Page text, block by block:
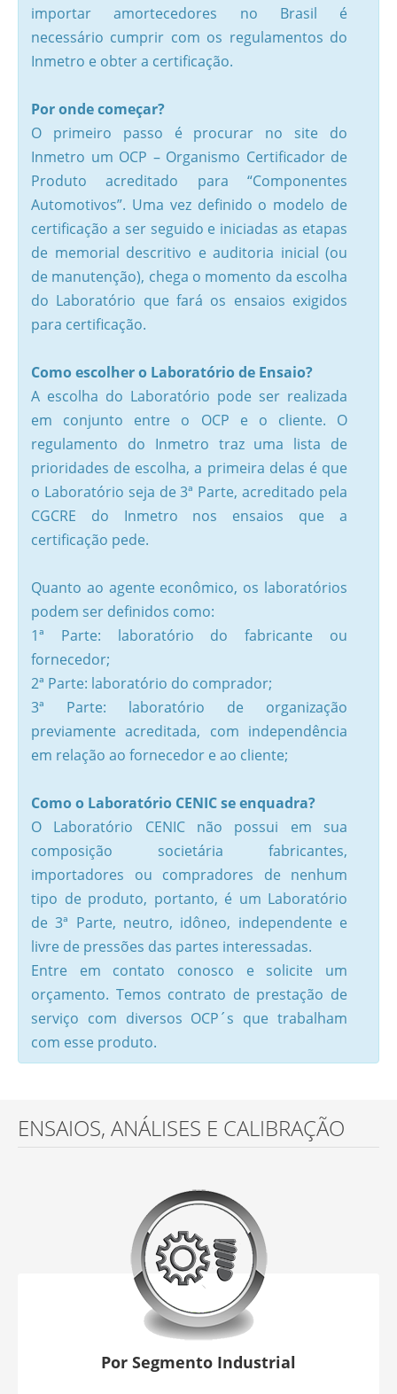
importar amortecedores no Brasil é
necessário cumprir com os regulamentos do
Inmetro e obter a certificação.
Por onde começar?
O primeiro passo é procurar no site do
Inmetro um OCP – Organismo Certificador de
Produto acreditado para “Componentes
Automotivos”. Uma vez definido o modelo de
certificação a ser seguido e iniciadas as etapas
de memorial descritivo e auditoria inicial (ou
de manutenção), chega o momento da escolha
do Laboratório que fará os ensaios exigidos
para certificação.
Como escolher o Laboratório de Ensaio?
A escolha do Laboratório pode ser realizada
em conjunto entre o OCP e o cliente. O
regulamento do Inmetro traz uma lista de
prioridades de escolha, a primeira delas é que
o Laboratório seja de 3ª Parte, acreditado pela
CGCRE do Inmetro nos ensaios que a
certificação pede.
Quanto ao agente econômico, os laboratórios
podem ser definidos como:
1ª Parte: laboratório do fabricante ou
fornecedor;
2ª Parte: laboratório do comprador;
3ª Parte: laboratório de organização
previamente acreditada, com independência
em relação ao fornecedor e ao cliente;
Como o Laboratório CENIC se enquadra?
O Laboratório CENIC não possui em sua
composição societária fabricantes,
importadores ou compradores de nenhum
tipo de produto, portanto, é um Laboratório
de 3ª Parte, neutro, idôneo, independente e
livre de pressões das partes interessadas.
Entre em contato conosco e solicite um
orçamento. Temos contrato de prestação de
serviço com diversos OCP´s que trabalham
com esse produto.
ENSAIOS, ANÁLISES E CALIBRAÇÃO
Por Segmento Industrial